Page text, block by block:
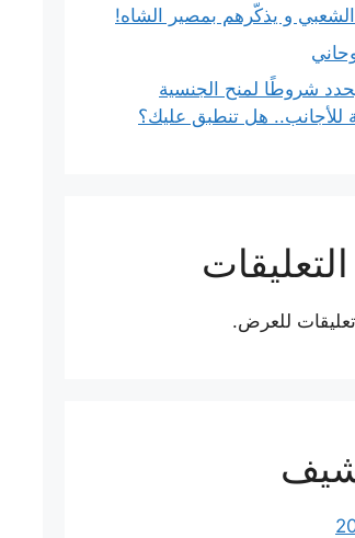
و يذكّرهم بمصير الشاه!
شروطًا لمنح الجنسية
للأجانب.. هل تنطبق عليك؟
للعرض.